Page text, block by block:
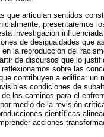
que articulan sentidos
presentaremos
investigación
de desigualdades que
la reproducción del
de discursos que lo
sobre las
contribuyen a edificar un
condiciones de
los caminos para el
medio de la revisión
científicas
acciones